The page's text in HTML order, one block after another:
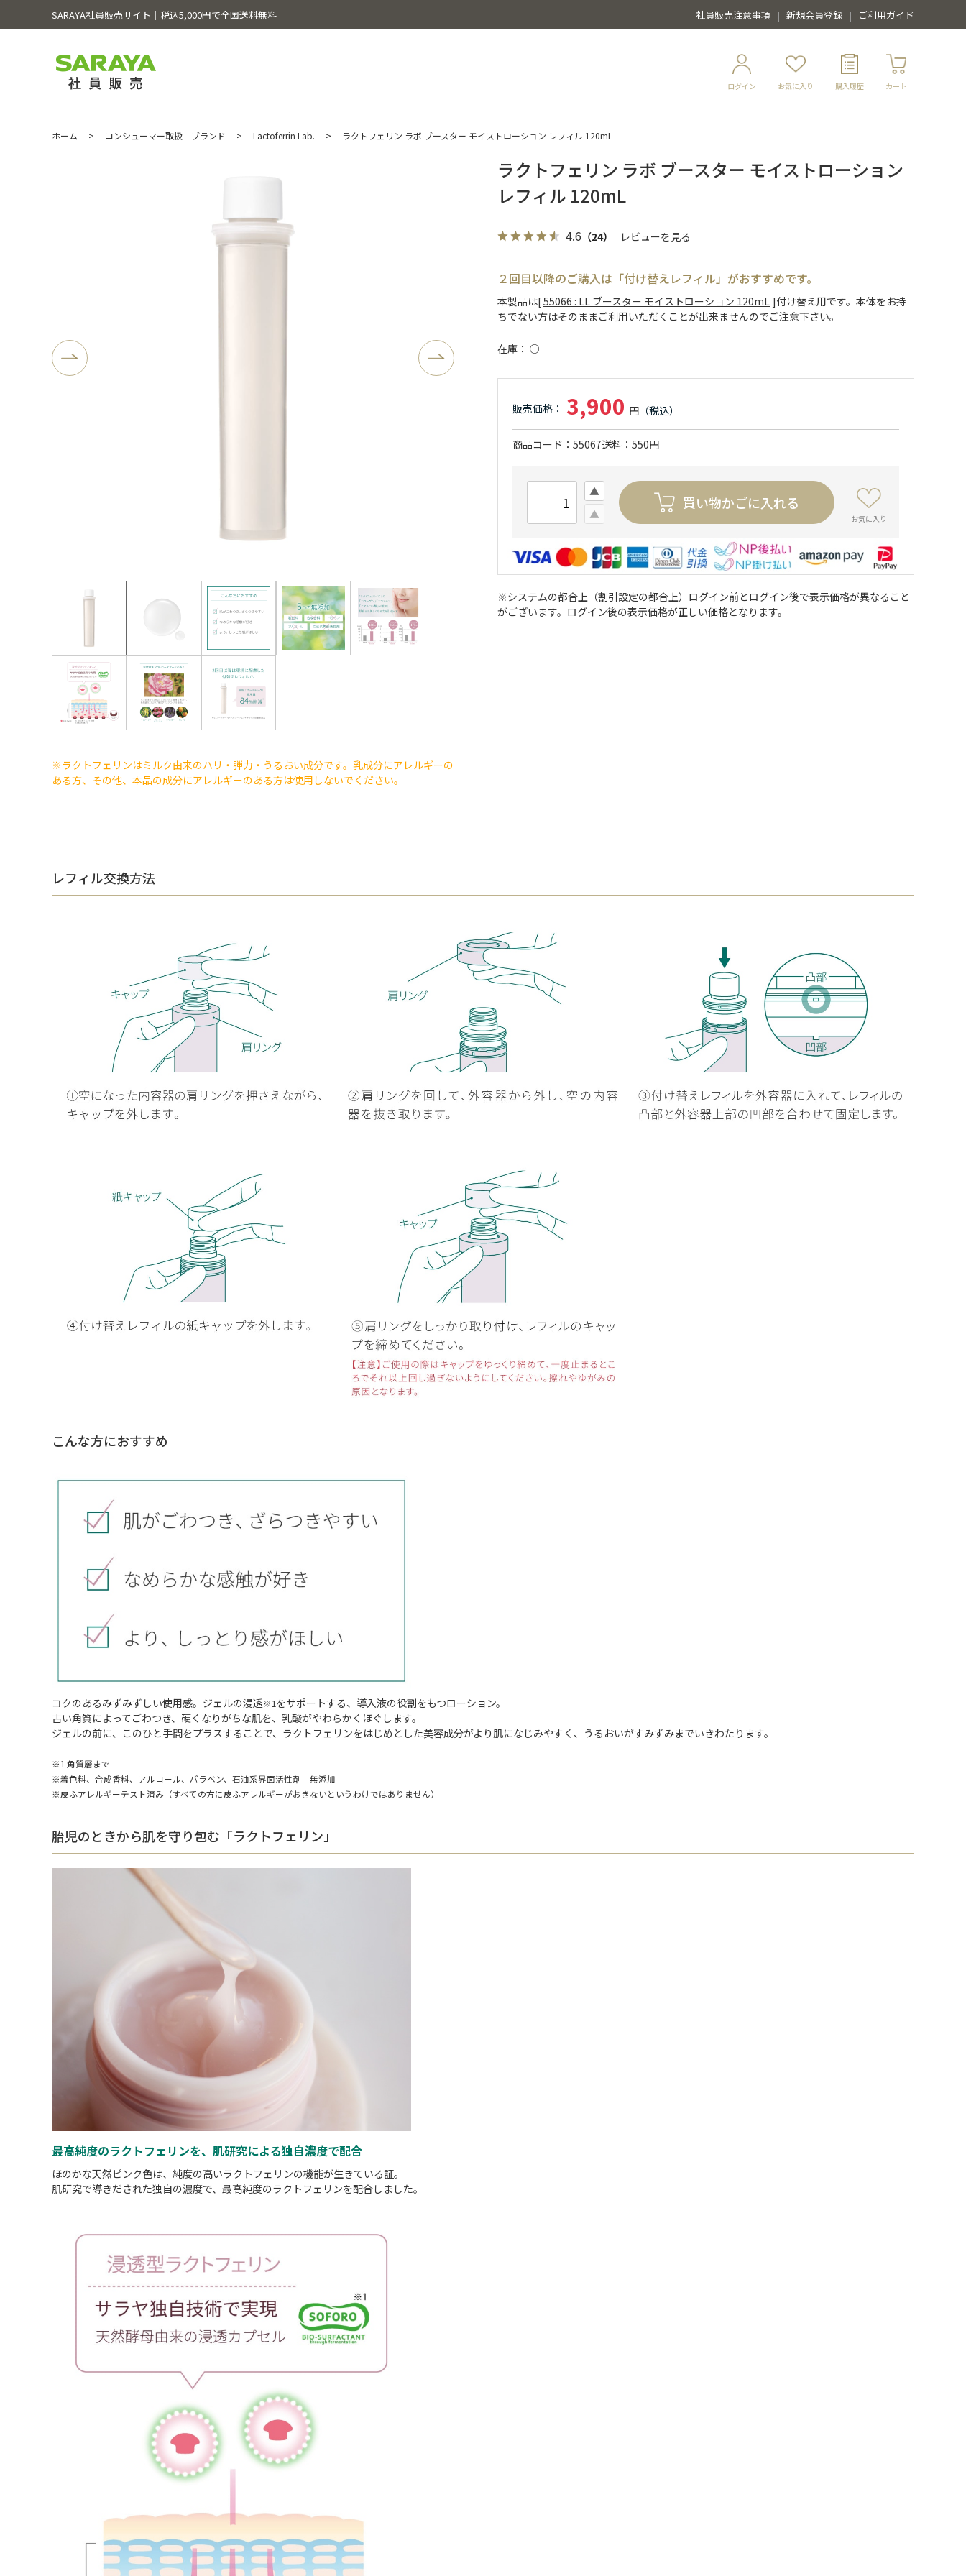
SARAYA社員販売サイト│税込5,000円で全国送料無料 社員販売注意事項 新規会員登録 ご利用ガイド
ログイン お気に入り 購入履歴 カート
ホーム > コンシューマー取扱 ブランド > Lactoferrin Lab. > ラクトフェリン ラボ ブースター モイストローション レフィル 120mL
※ラクトフェリンはミルク由来のハリ・弾力・うるおい成分です。乳成分にアレルギーの
ある方、その他、本品の成分にアレルギーのある方は使用しないでください。
ラクトフェリン ラボ ブースター モイストローション
レフィル 120mL
4.6 （24） レビューを見る
２回目以降のご購入は「付け替えレフィル」がおすすめです。
本製品は[55066 : LL ブースター モイストローション 120mL ]付け替え用です。本体をお持
ちでない方はそのままご利用いただくことが出来ませんのでご注意下さい。
在庫 ○
3,900
商品コード 55067送料 550円
買い物かごに入れる
お気に入り
※システムの都合上（割引設定の都合上）ログイン前とログイン後で表示価格が異なること
がございます。ログイン後の表示価格が正しい価格となります。
レフィル交換方法
こんな方におすすめ
コクのあるみずみずしい使用感。ジェルの浸透※1をサポートする、導入液の役割をもつローション。
古い角質によってごわつき、硬くなりがちな肌を、乳酸がやわらかくほぐします。
ジェルの前に、このひと手間をプラスすることで、ラクトフェリンをはじめとした美容成分がより肌になじみやすく、うるおいがすみずみまでいきわたります。
※1 角質層まで
※着色料、合成香料、アルコール、パラベン、石油系界面活性剤 無添加
※皮ふアレルギーテスト済み（すべての方に皮ふアレルギーがおきないというわけではありません）
胎児のときから肌を守り包む「ラクトフェリン」
最高純度のラクトフェリンを、肌研究による独自濃度で配合
ほのかな天然ピンク色は、純度の高いラクトフェリンの機能が生きている証。
肌研究で導きだされた独自の濃度で、最高純度のラクトフェリンを配合しました。